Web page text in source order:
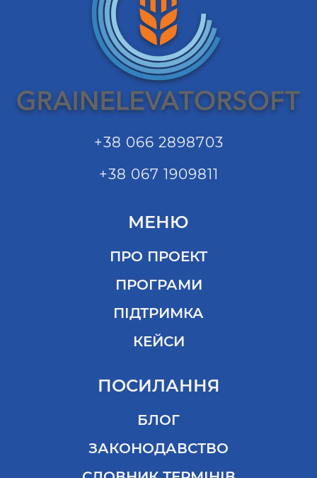
+38 066 2898703
+38 067 1909811
МЕНЮ
ПРО ПРОЕКТ
ПРОГРАМИ
ПІДТРИМКА
КЕЙСИ
ПОСИЛАННЯ
БЛОГ
ЗАКОНОДАВСТВО